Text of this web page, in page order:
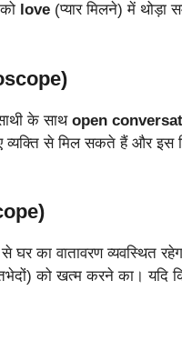
love (प्यार मिलने) में
के साथ open
व्यक्ति से मिल सकते हैं और इस
घर का वातावरण व्यवस्थित
को खत्म करने का। यदि